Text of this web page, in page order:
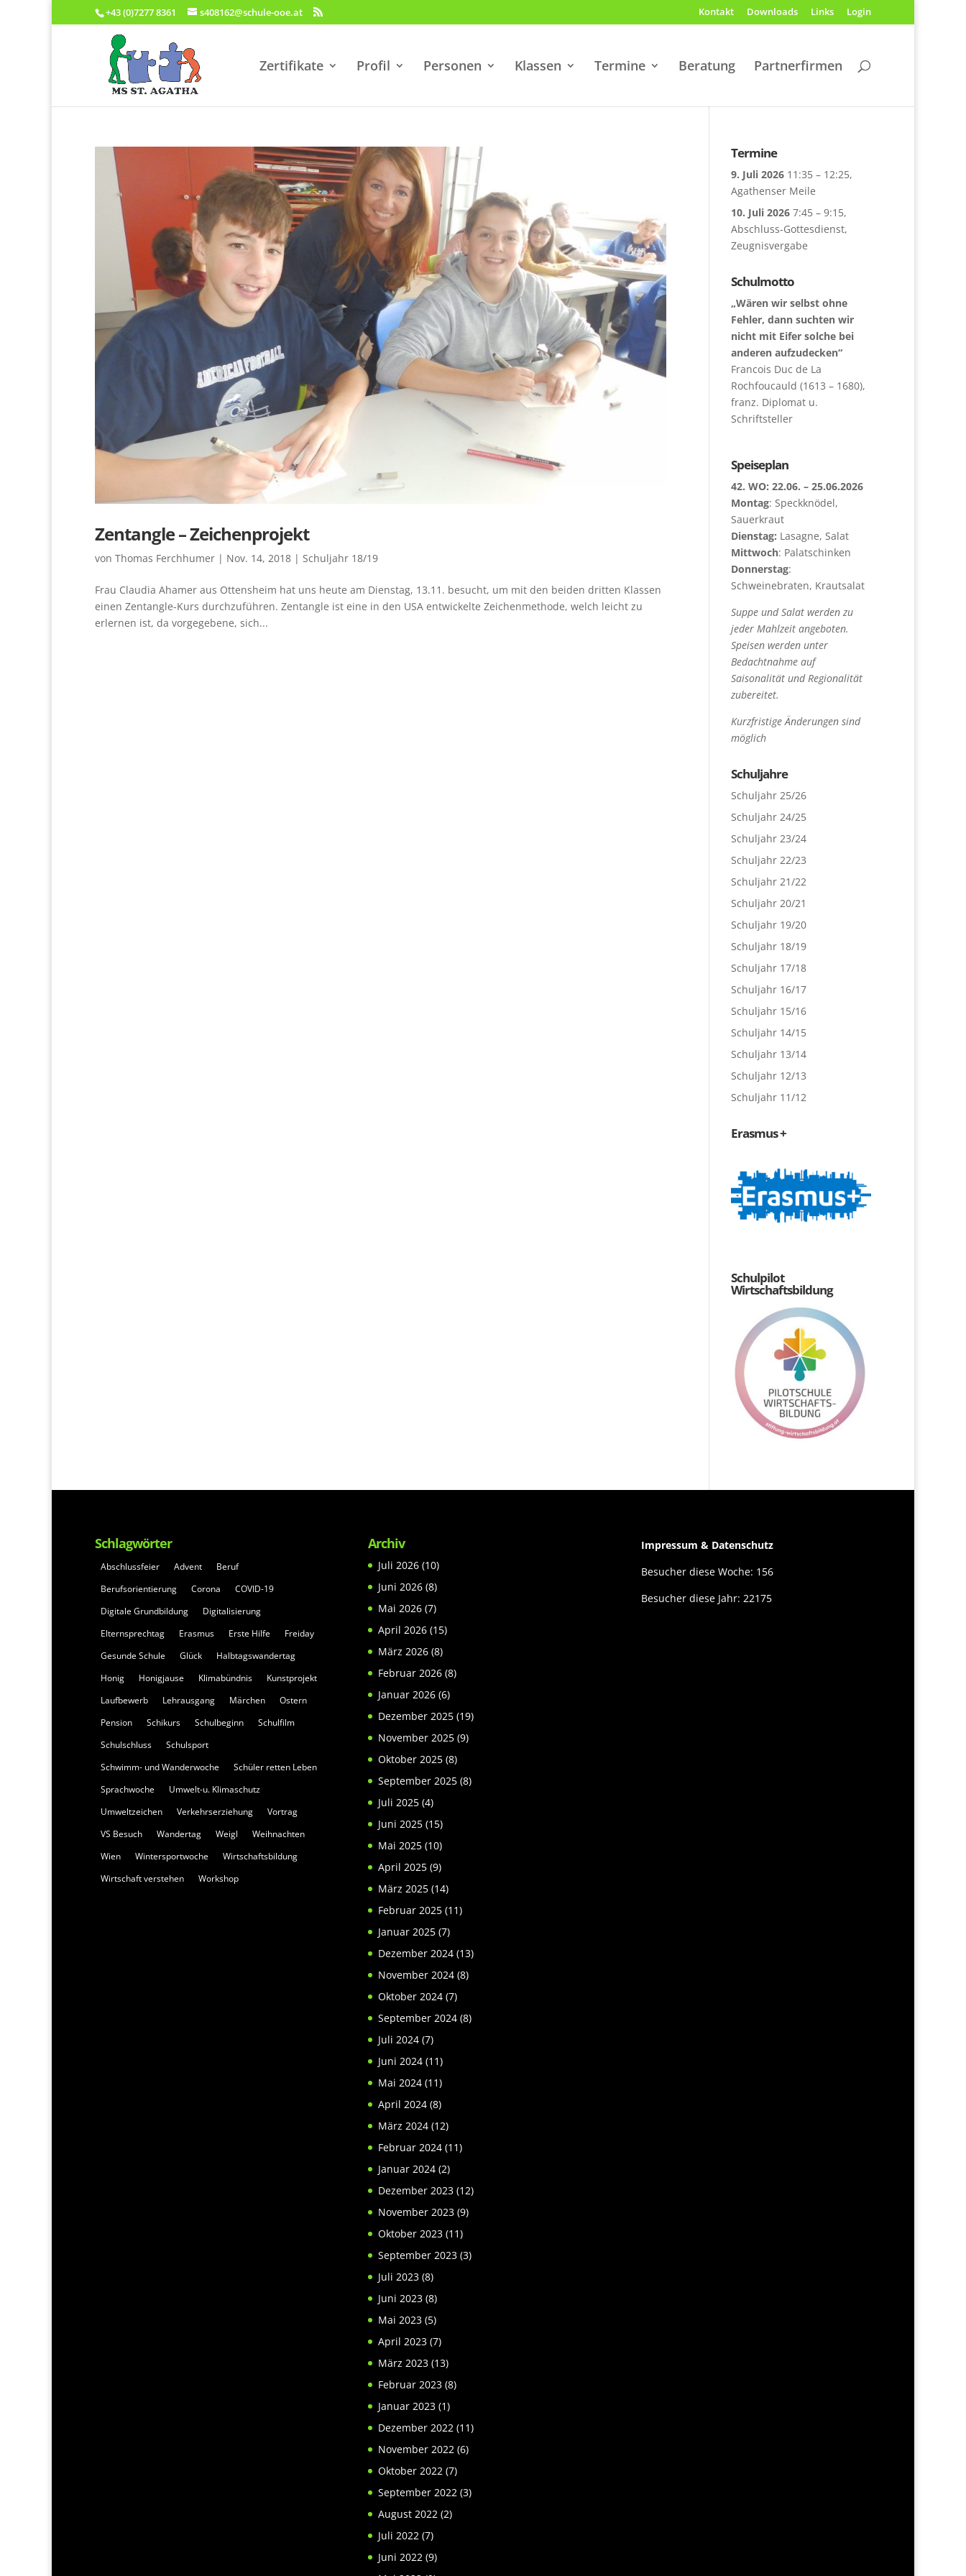
+43 (0)7277 8361 s408162@schule-ooe.at Kontakt Downloads Links Login
Zertifikate Profil Personen Klassen Termine Beratung Partnerfirmen
Zentangle – Zeichenprojekt
von Thomas Ferchhumer | Nov. 14, 2018 | Schuljahr 18/19
Frau Claudia Ahamer aus Ottensheim hat uns heute am Dienstag, 13.11. besucht, um mit den beiden dritten Klassen
einen Zentangle-Kurs durchzuführen. Zentangle ist eine in den USA entwickelte Zeichenmethode, welch leicht zu
erlernen ist, da vorgegebene, sich...
Termine
9. Juli 2026 11:35 – 12:25,
Agathenser Meile
10. Juli 2026 7:45 – 9:15,
Abschluss-Gottesdienst,
Zeugnisvergabe
Schulmotto
„Wären wir selbst ohne
Fehler, dann suchten wir
nicht mit Eifer solche bei
anderen aufzudecken“
Francois Duc de La
Rochfoucauld (1613 – 1680),
franz. Diplomat u.
Schriftsteller
Speiseplan
42. WO: 22.06. – 25.06.2026
Montag: Speckknödel,
Sauerkraut
Dienstag: Lasagne, Salat
Mittwoch: Palatschinken
Donnerstag:
Schweinebraten, Krautsalat
Suppe und Salat werden zu
jeder Mahlzeit angeboten.
Speisen werden unter
Bedachtnahme auf
Saisonalität und Regionalität
zubereitet.
Kurzfristige Änderungen sind
möglich
Schuljahre
Schuljahr 25/26
Schuljahr 24/25
Schuljahr 23/24
Schuljahr 22/23
Schuljahr 21/22
Schuljahr 20/21
Schuljahr 19/20
Schuljahr 18/19
Schuljahr 17/18
Schuljahr 16/17
Schuljahr 15/16
Schuljahr 14/15
Schuljahr 13/14
Schuljahr 12/13
Schuljahr 11/12
Erasmus +
Schulpilot
Wirtschaftsbildung
Schlagwörter
Abschlussfeier Advent
Beruf
Berufsorientierung
Corona
COVID-19
Digitale Grundbildung
Digitalisierung
Elternsprechtag
Erasmus Erste Hilfe
Freiday
Gesunde Schule
Glück
Halbtagswandertag
Honig
Honigjause Klimabündnis
Kunstprojekt
Laufbewerb
Lehrausgang Märchen
Ostern
Pension
Schikurs Schulbeginn
Schulfilm
Schulschluss
Schulsport
Schwimm- und Wanderwoche
Schüler retten Leben
Sprachwoche
Umwelt-u. Klimaschutz
Umweltzeichen
Verkehrserziehung
Vortrag
VS Besuch
Wandertag Weigl
Weihnachten
Wien
Wintersportwoche
Wirtschaftsbildung
Wirtschaft verstehen
Workshop
Archiv
Juli 2026(10)
Juni 2026(8)
Mai 2026(7)
April 2026(15)
März 2026(8)
Februar 2026(8)
Januar 2026(6)
Dezember 2025(19)
November 2025(9)
Oktober 2025(8)
September 2025(8)
Juli 2025(4)
Juni 2025(15)
Mai 2025(10)
April 2025(9)
März 2025(14)
Februar 2025(11)
Januar 2025(7)
Dezember 2024(13)
November 2024(8)
Oktober 2024(7)
September 2024(8)
Juli 2024(7)
Juni 2024(11)
Mai 2024(11)
April 2024(8)
März 2024(12)
Februar 2024(11)
Januar 2024(2)
Dezember 2023(12)
November 2023(9)
Oktober 2023(11)
September 2023(3)
Juli 2023(8)
Juni 2023(8)
Mai 2023(5)
April 2023(7)
März 2023(13)
Februar 2023(8)
Januar 2023(1)
Dezember 2022 (11)
November 2022 (6)
Oktober 2022 (7)
September 2022 (3)
August 2022 (2)
Juli 2022 (7)
Juni 2022 (9)
Impressum & Datenschutz
Besucher diese Woche: 156
Besucher diese Jahr: 22175